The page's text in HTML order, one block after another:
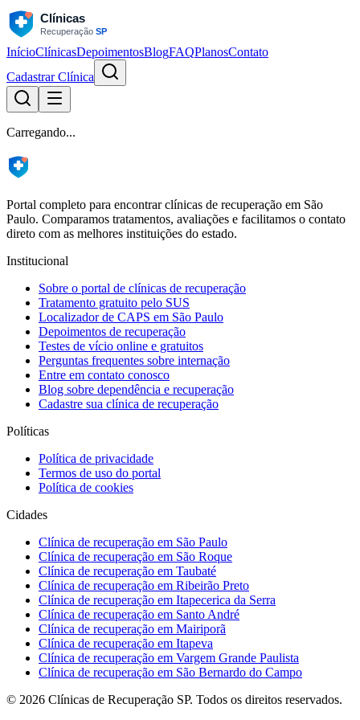
InícioClínicasDepoimentosBlogFAQPlanosContato
Cadastrar Clínica
Carregando...
Portal completo para encontrar clínicas de recuperação em São
Paulo. Comparamos tratamentos, avaliações e facilitamos o contato
direto com as melhores instituições do estado.
Institucional
Sobre o portal de clínicas de recuperação
Tratamento gratuito pelo SUS
Localizador de CAPS em São Paulo
Depoimentos de recuperação
Testes de vício online e gratuitos
Perguntas frequentes sobre internação
Entre em contato conosco
Blog sobre dependência e recuperação
Cadastre sua clínica de recuperação
Políticas
Política de privacidade
Termos de uso do portal
Política de cookies
Cidades
Clínica de recuperação em São Paulo
Clínica de recuperação em São Roque
Clínica de recuperação em Taubaté
Clínica de recuperação em Ribeirão Preto
Clínica de recuperação em Itapecerica da Serra
Clínica de recuperação em Santo André
Clínica de recuperação em Mairiporã
Clínica de recuperação em Itapeva
Clínica de recuperação em Vargem Grande Paulista
Clínica de recuperação em São Bernardo do Campo
© 2026 Clínicas de Recuperação SP. Todos os direitos reservados.